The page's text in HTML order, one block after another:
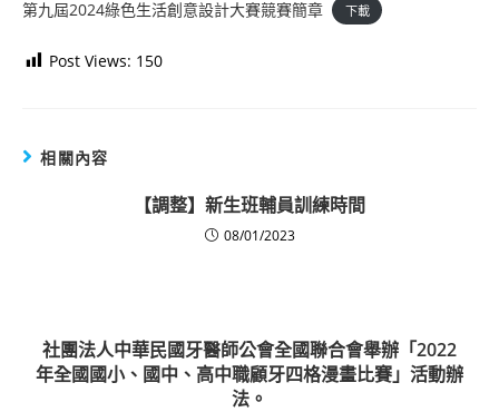
第九屆2024綠色生活創意設計大賽競賽簡章 下載
Post Views: 150
相關內容
【調整】新生班輔員訓練時間
08/01/2023
社團法人中華民國牙醫師公會全國聯合會舉辦「2022
年全國國小、國中、高中職顧牙四格漫畫比賽」活動辦
法。